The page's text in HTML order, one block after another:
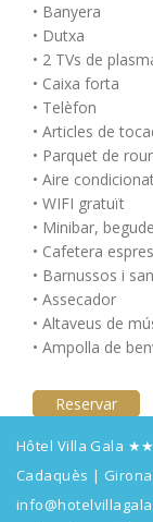
• Banyera
• Dutxa
• 2 TVs de
• Caixa forta
• Telèfon
• Articles de
• Parquet de
• Aire
• WIFI gratuït
• Minibar,
• Cafetera
• Barnussos i
• Assecador
• Altaveus de
• Ampolla de
Reservar
Hôtel Villa Gala
Cadaquès | Girona